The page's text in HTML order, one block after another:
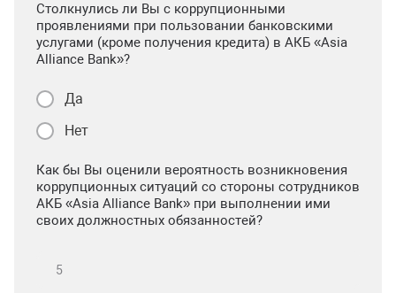
Столкнулись ли Вы с коррупционными
проявлениями при пользовании банковскими
услугами (кроме получения кредита) в АКБ «Asia
Alliance Bank»?
Да
Нет
Как бы Вы оценили вероятность возникновения
коррупционных ситуаций со стороны сотрудников
АКБ «Asia Alliance Bank» при выполнении ими
своих должностных обязанностей?